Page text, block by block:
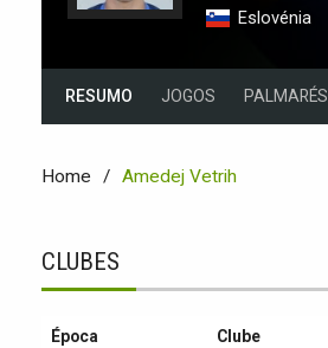
Eslovénia
RESUMO JOGOS PALMARÉS
Home Amedej Vetrih
CLUBES
Época Clube